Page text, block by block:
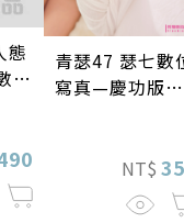
態
位
青瑟47 瑟七數
寫真—慶功版
NT$